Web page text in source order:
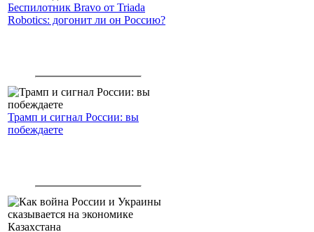
Беспилотник Bravo от Triada
Robotics: догонит ли он Россию?
Трамп и сигнал России: вы
побеждаете